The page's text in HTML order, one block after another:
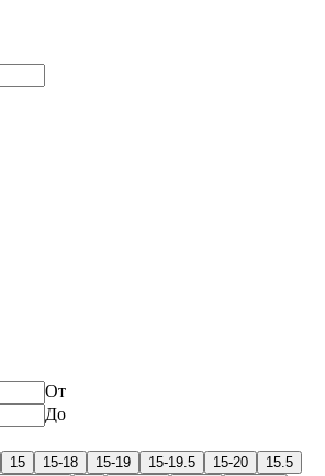
От
До
15 15-18 15-19 15-19.5 15-20
15.5